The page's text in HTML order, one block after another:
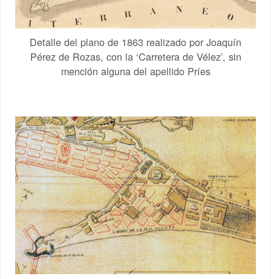
Detalle del plano de 1863 realizado por Joaquín
Pérez de Rozas, con la ‘Carretera de Vélez’, sin
mención alguna del apellido Príes